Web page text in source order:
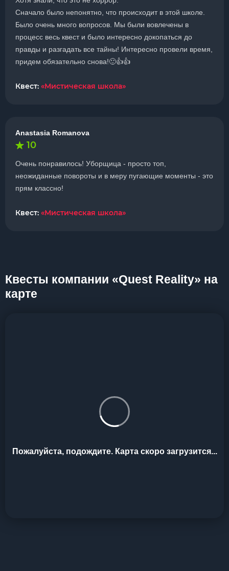
Сначало было непонятно, что происходит в этой школе.
Было очень много вопросов. Мы были вовлечены в
процесс весь квест и было интересно докопаться до
правды и разгадать все тайны! Интересно провели время,
придем обязательно снова!🙂👍👍
Квест: «Мистическая школа»
Anastasia Romanova
10
Очень понравилось! Уборщица - просто топ,
неожиданные повороты и в меру пугающие моменты - это
прям классно!
Квест: «Мистическая школа»
Квесты компании «Quest Reality» на
карте
Пожалуйста, подождите. Карта скоро загрузится...